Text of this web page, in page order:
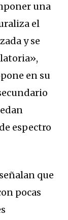
una
el
y se
en su
espectro
que
pocas